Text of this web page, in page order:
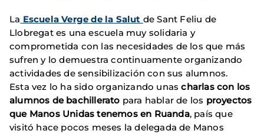
La Escuela Verge de la Salut de Sant Feliu de
Llobregat es una escuela muy solidaria y
comprometida con las necesidades de los que más
sufren y lo demuestra continuamente organizando
actividades de sensibilización con sus alumnos.
Esta vez lo ha sido organizando unascharlas con los
alumnos de bachillerato para hablar de los proyectos
que Manos Unidas tenemos en Ruanda, país que
visitó hace pocos meses la delegada de Manos